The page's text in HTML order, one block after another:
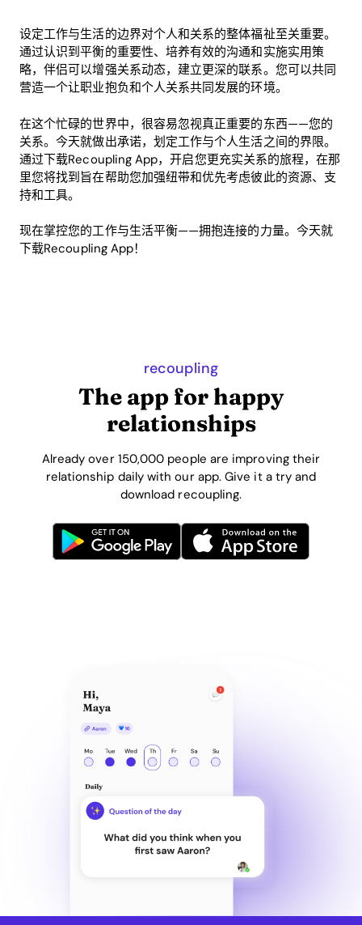
设定工作与生活的边界对个人和关系的整体福祉至关重要。
通过认识到平衡的重要性、培养有效的沟通和实施实用策
略，伴侣可以增强关系动态，建立更深的联系。您可以共同
营造一个让职业抱负和个人关系共同发展的环境。
在这个忙碌的世界中，很容易忽视真正重要的东西——您的
关系。今天就做出承诺，划定工作与个人生活之间的界限。
通过下载Recoupling App，开启您更充实关系的旅程，在那
里您将找到旨在帮助您加强纽带和优先考虑彼此的资源、支
持和工具。
现在掌控您的工作与生活平衡——拥抱连接的力量。今天就
下载Recoupling App！
recoupling
The app for happy
relationships
Already over 150,000 people are improving their
relationship daily with our app. Give it a try and
download recoupling.